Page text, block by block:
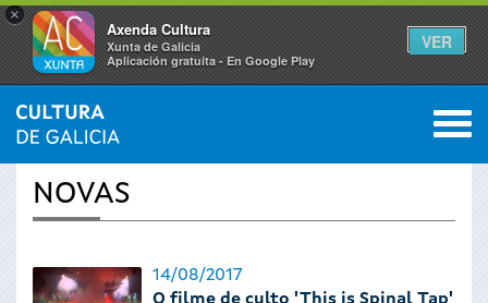
×
Axenda Cultura
Xunta de Galicia
Aplicación gratuíta - En Google Play
VER
Vostede
está
aquí
INICIO › ACTUALIDADE 0
NOVAS
14/08/2017